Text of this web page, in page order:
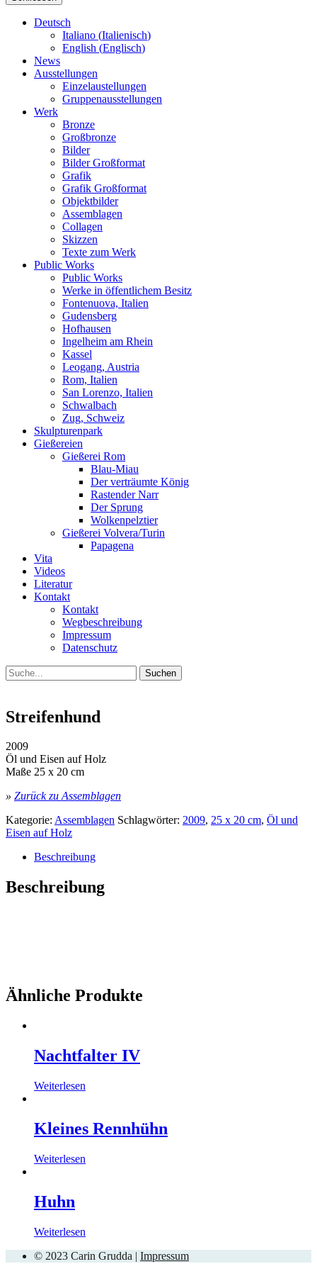
Deutsch
Italiano (Italienisch)
English (Englisch)
News
Ausstellungen
Einzelaustellungen
Gruppenausstellungen
Werk
Bronze
Großbronze
Bilder
Bilder Großformat
Grafik
Grafik Großformat
Objektbilder
Assemblagen
Collagen
Skizzen
Texte zum Werk
Public Works
Public Works
Werke in öffentlichem Besitz
Fontenuova, Italien
Gudensberg
Hofhausen
Ingelheim am Rhein
Kassel
Leogang, Austria
Rom, Italien
San Lorenzo, Italien
Schwalbach
Zug, Schweiz
Skulpturenpark
Gießereien
Gießerei Rom
Blau-Miau
Der verträumte König
Rastender Narr
Der Sprung
Wolkenpelztier
Gießerei Volvera/Turin
Papagena
Vita
Videos
Literatur
Kontakt
Kontakt
Wegbeschreibung
Impressum
Datenschutz
Suche
Streifenhund
2009
Öl und Eisen auf Holz
Maße 25 x 20 cm
» Zurück zu Assemblagen
Kategorie: Assemblagen Schlagwörter: 2009, 25 x 20 cm, Öl und
Eisen auf Holz
Beschreibung
Beschreibung
Ähnliche Produkte
Nachtfalter IV
Weiterlesen
Kleines Rennhühn
Weiterlesen
Huhn
Weiterlesen
© 2023 Carin Grudda | Impressum